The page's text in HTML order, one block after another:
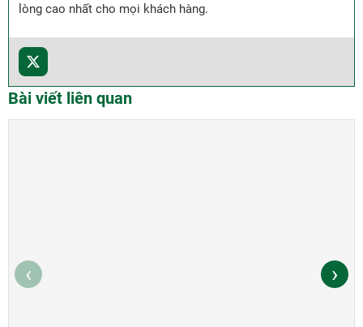
lòng cao nhất cho mọi khách hàng.
Bài viết liên quan
‹ ›